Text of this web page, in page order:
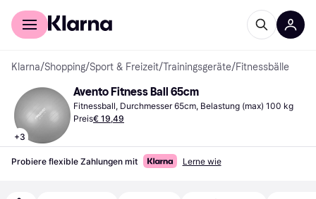
Für Shopper
Klarna/Shopping/Sport & Freizeit/Trainingsgeräte/Fitnessbälle
+3
Avento Fitness Ball 65cm
Fitnessball, Durchmesser 65cm, Belastung (max) 100 kg
Preis€ 19,49
Probiere flexible Zahlungen mit Lerne wie